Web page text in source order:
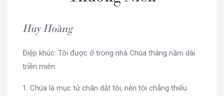
Huy Hoàng
Điệp khúc: Tôi được ở trong nhà Chúa tháng năm dài
triền miên.
1. Chúa là mục tử chăn dắt tôi, nên tôi chẳng thiếu